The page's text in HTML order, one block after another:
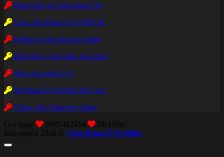
Bảng báo giá chìa khoá ô tô
Làm chìa khóa ô tô TPHCM
Kiểm tra chìa khoá ko nhận
Phải làm gì khi mất chìa khoá
Sửa chìa khoá ô tô
Mở khoá ô tô không tróc sơn
Dùng chìa Smartkey đúng
Gọi ngay
0985492454
Mr.Hiếu
Bản quyền 2026 © Chìa Khóa Ô Tô HiKi